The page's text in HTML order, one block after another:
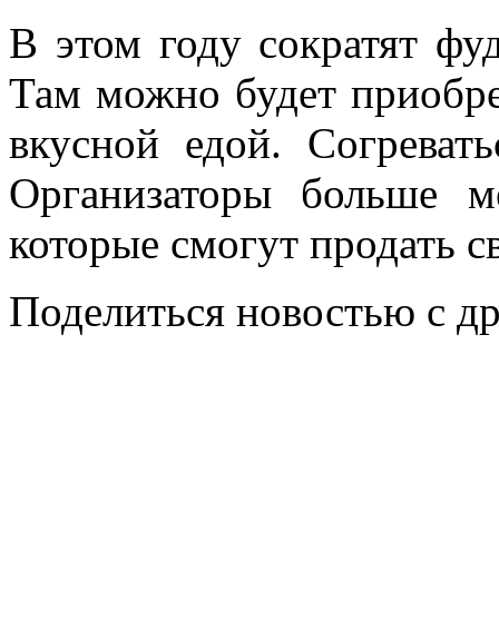
В этом году сократят
Там можно будет
вкусной едой.
Организаторы больше
которые смогут продать
Поделиться новостью с